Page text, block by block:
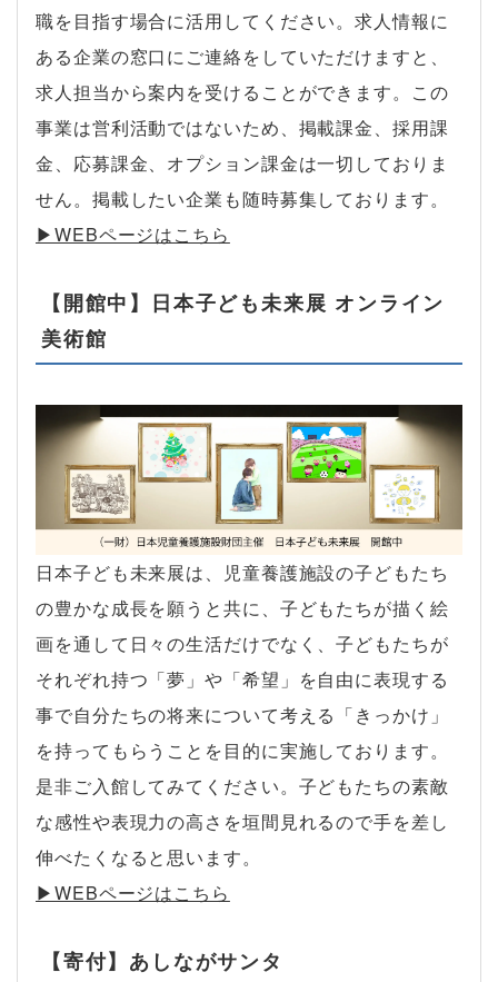
職を目指す場合に活用してください。求人情報に
ある企業の窓口にご連絡をしていただけますと、
求人担当から案内を受けることができます。この
事業は営利活動ではないため、掲載課金、採用課
金、応募課金、オプション課金は一切しておりま
せん。掲載したい企業も随時募集しております。
▶︎WEBページはこちら
【開館中】日本子ども未来展 オンライン
美術館
日本子ども未来展は、児童養護施設の子どもたち
の豊かな成長を願うと共に、子どもたちが描く絵
画を通して日々の生活だけでなく、子どもたちが
それぞれ持つ「夢」や「希望」を自由に表現する
事で自分たちの将来について考える「きっかけ」
を持ってもらうことを目的に実施しております。
是非ご入館してみてください。子どもたちの素敵
な感性や表現力の高さを垣間見れるので手を差し
伸べたくなると思います。
▶︎WEBページはこちら
【寄付】あしながサンタ